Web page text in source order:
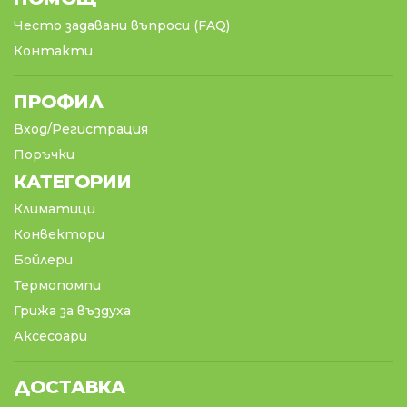
Често задавани въпроси (FAQ)
Контакти
ПРОФИЛ
Вход/Регистрация
Поръчки
КАТЕГОРИИ
Климатици
Конвектори
Бойлери
Термопомпи
Грижа за въздуха
Аксесоари
ДОСТАВКА